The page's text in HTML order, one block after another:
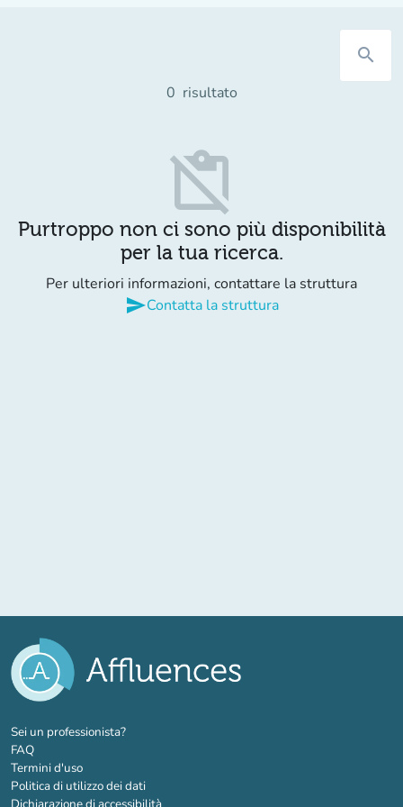
search
0 risultato
content_paste_off
Purtroppo non ci sono più disponibilità
per la tua ricerca.
Per ulteriori informazioni, contattare la struttura
sendContatta la struttura
Sei un professionista?(nuova scheda)
FAQ
Termini d'uso
Politica di utilizzo dei dati